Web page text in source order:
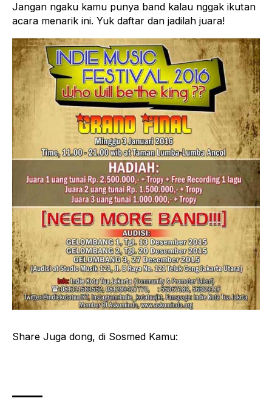
Jangan ngaku kamu punya band kalau nggak ikutan
acara menarik ini. Yuk daftar dan jadilah juara!
Share Juga dong, di Sosmed Kamu: